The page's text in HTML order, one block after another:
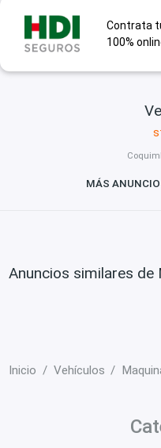
Contrata
100%
MÁS
Anuncios similares de
Inicio Vehículos